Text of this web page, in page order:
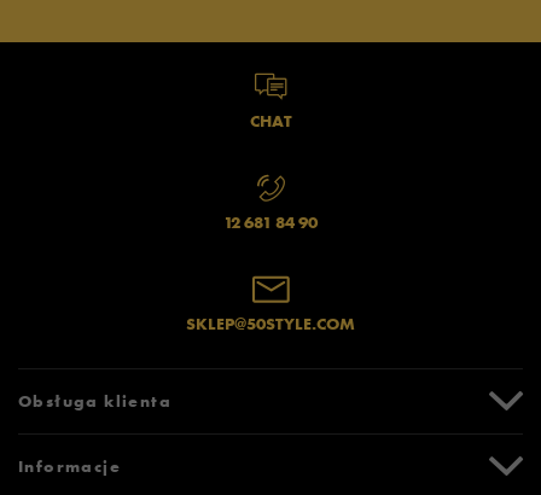
CHAT
12 681 84 90
SKLEP@50STYLE.COM
Obsługa klienta
Zwroty i reklamacje
Informacje